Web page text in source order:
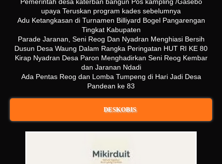
upaya Teruskan program kades sebelumnya
Adu Ketangkasan di Turnamen Billiyard Bogel Pangarengan
Tingkat Kabupaten
Parade Jaranan, Seni Reog Dan Nyadran Menghiasi Bersih
Dusun Desa Waung Dalam Rangka Peringatan HUT RI KE 80
Kirap Nyadran Desa Paron Menghadirkan Seni Reog Kembar
dan Jaranan Ndadi
Ada Pentas Reog dan Lomba Tumpeng di Hari Jadi Desa
Pandean ke 83
DESKOBIS